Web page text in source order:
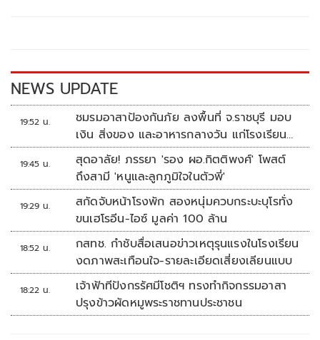
k k
NEWS UPDATE
19:52 น.
ชมรมอาสาป้องกันภัย ลงพื้นที่ จ.ราชบุรี มอบ
เงิน สิ่งของ และอาหารกลางวัน แก่โรงเรียน
บ้านหนองน้ำใส
19:45 น.
สุดอาลัย! ภรรยา 'รอง ผอ.กิตติพงศ์' โพสต์
ถึงสามี 'หนูและลูกภูมิใจในตัวพี่'
19:29 น.
สกัดจับหน้าโรงพัก สองหนุ่มควบกระบะบุโรทั่ง
ขนเฮโรอีน-ไอซ์ มูลค่า 100 ล้าน
18:52 น.
กสทช. กำชับสื่อเสนอข่าวเหตุรุนแรงในโรงเรียน
งดภาพสะเทือนใจ-รายละเอียดเสี่ยงเลียนแบบ
18:22 น.
เจ้าฟ้าทีปังกรรัศมีโชติฯ ทรงทำกิจกรรมอาสา
ปรุงข้าวผัดหมูพระราชทานประชาชน